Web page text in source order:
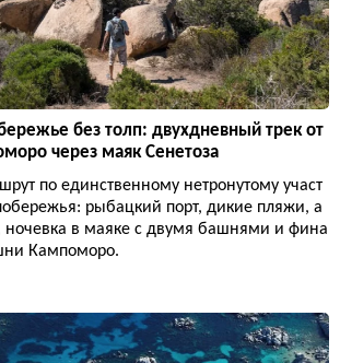
без толп: двухдневный трек от
через маяк Сенетоза
по единственному нетронутому участ
рыбацкий порт, дикие пляжи, а
ночевка в маяке с двумя башнями и фина
Кампоморо.